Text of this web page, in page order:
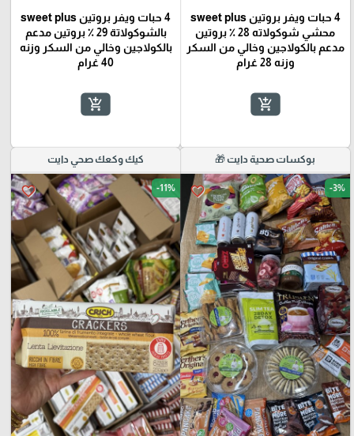
4 حبات ويفر بروتين sweet plus
محشي شوكولاته 28 ٪؜ بروتين
مدعم بالكولاجين وخالي من السكر
وزنه 28 غرام
add_shopping_cart
4 حبات ويفر بروتين sweet plus
بالشوكولاتة 29 ٪؜ بروتين مدعم
بالكولاجين وخالي من السكر وزنه
40 غرام
add_shopping_cart
بوكسات صحية دايت 🎁
favorite_border -3%
كيك وكعك صحي دايت
favorite_border -11%